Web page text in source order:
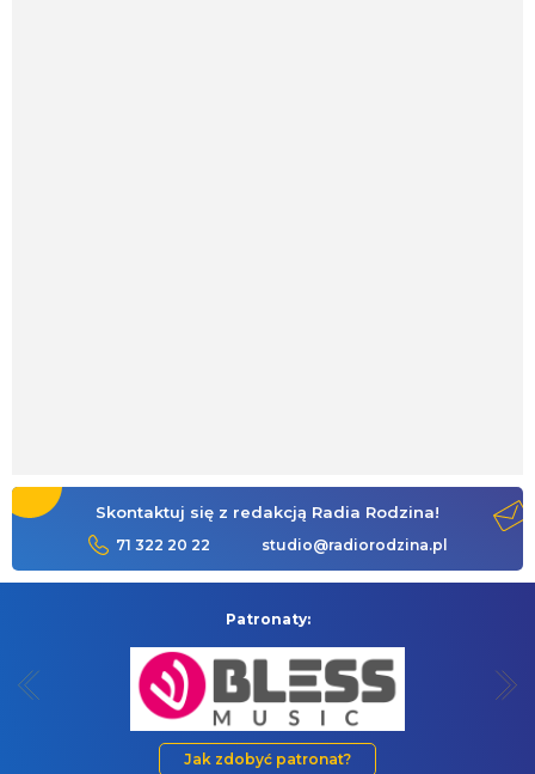
Skontaktuj się z redakcją Radia Rodzina!
71 322 20 22 studio@radiorodzina.pl
Patronaty:
Jak zdobyć patronat?